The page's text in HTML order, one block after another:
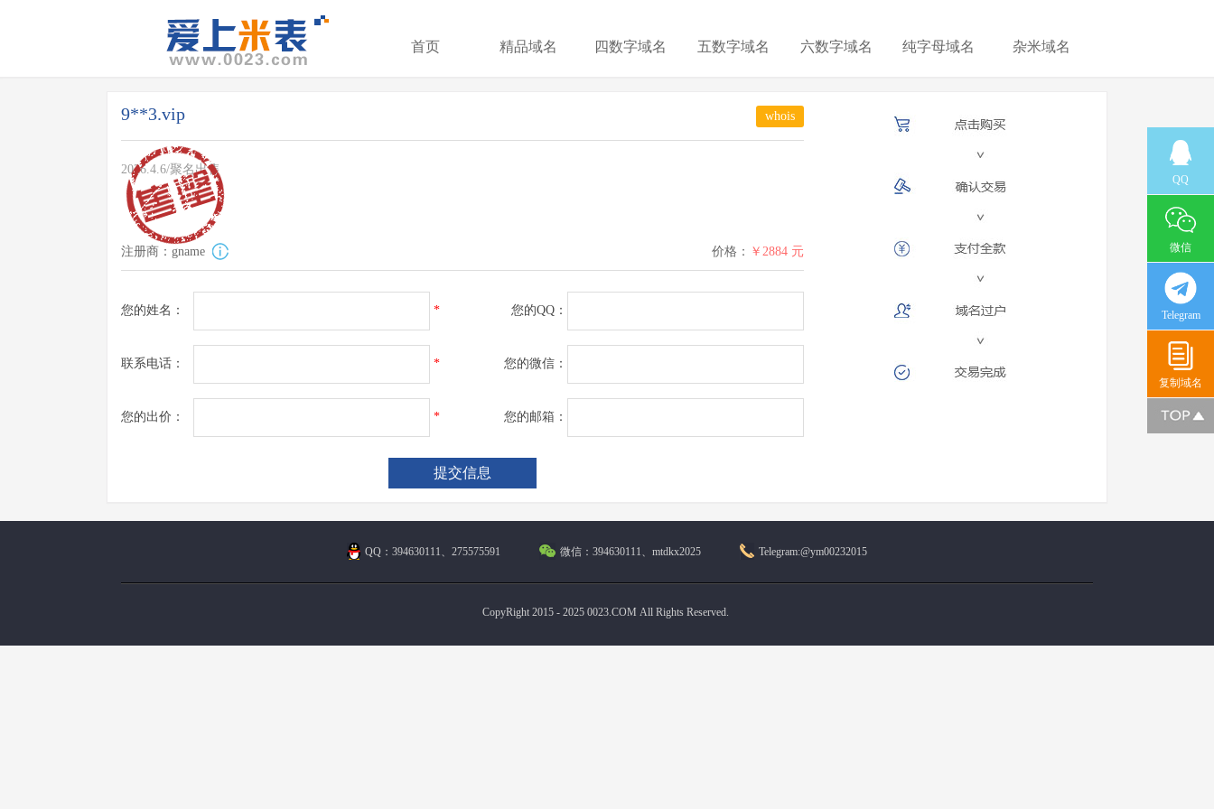
首页 精品域名 四数字域名 五数字域名 六数字域名 纯字母域名 杂米域名
9**3.vip whois
2026.4.6/聚名出售
注册商：gname 价格： ￥2884 元
您的姓名： * 您的QQ：
联系电话： * 您的微信：
您的出价： * 您的邮箱：
QQ：394630111、275575591 微信：394630111、mtdkx2025 Telegram:@ym00232015
CopyRight 2015 - 2025 0023.COM All Rights Reserved.
QQ
微信
Telegram
复制域名